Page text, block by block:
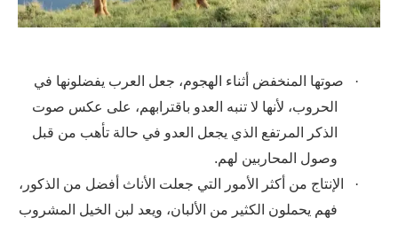
·
صوتها المنخفض أثناء الهجوم، جعل العرب يفضلونها في
الحروب، لأنها لا تنبه العدو باقترابهم، على عكس صوت
الذكر المرتفع الذي يجعل العدو في حالة تأهب من قبل
وصول المحاربين لهم.
·
الإنتاج من أكثر الأمور التي جعلت الأناث أفضل من الذكور،
فهم يحملون الكثير من الألبان، ويعد لبن الخيل المشروب